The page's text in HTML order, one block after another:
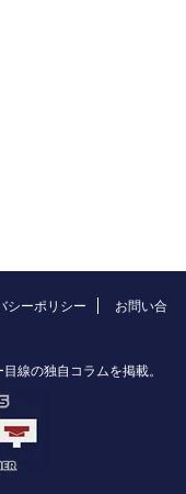
シーポリシー
お問い合
線の独自コラムを掲載。